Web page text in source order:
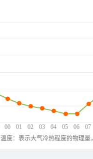
00 01 02 03 04 05 06 07
温度：表示大气冷热程度的物理量